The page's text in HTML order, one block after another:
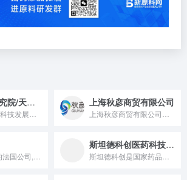
天津药物研究院/天津泰普药品科技发展有限公司 上海秋彦商贸有限公司
斯坦德科创医药科技（青岛）有限公司